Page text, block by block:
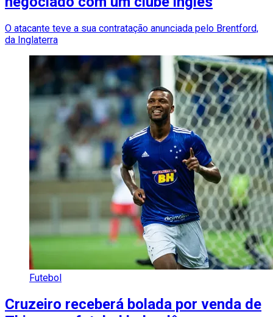
O atacante teve a sua contratação anunciada pelo Brentford,
da Inglaterra
Futebol
Cruzeiro receberá bolada por venda de